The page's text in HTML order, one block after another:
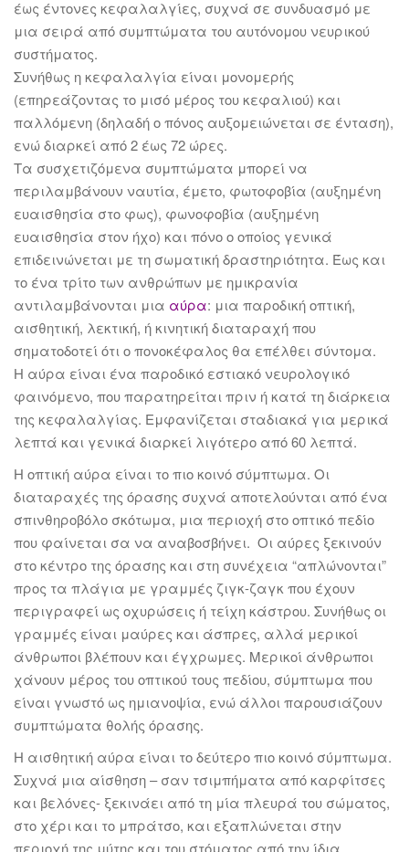
έως έντονες κεφαλαλγίες, συχνά σε συνδυασμό με
μια σειρά από συμπτώματα του αυτόνομου νευρικού
συστήματος.
Συνήθως η κεφαλαλγία είναι μονομερής
(επηρεάζοντας το μισό μέρος του κεφαλιού) και
παλλόμενη (δηλαδή ο πόνος αυξομειώνεται σε ένταση),
ενώ διαρκεί από 2 έως 72 ώρες.
Τα συσχετιζόμενα συμπτώματα μπορεί να
περιλαμβάνουν ναυτία, έμετο, φωτοφοβία (αυξημένη
ευαισθησία στο φως), φωνοφοβία (αυξημένη
ευαισθησία στον ήχο) και πόνο ο οποίος γενικά
επιδεινώνεται με τη σωματική δραστηριότητα. Έως και
το ένα τρίτο των ανθρώπων με ημικρανία
αντιλαμβάνονται μια αύρα: μια παροδική οπτική,
αισθητική, λεκτική, ή κινητική διαταραχή που
σηματοδοτεί ότι ο πονοκέφαλος θα επέλθει σύντομα.
Η αύρα είναι ένα παροδικό εστιακό νευρολογικό
φαινόμενο, που παρατηρείται πριν ή κατά τη διάρκεια
της κεφαλαλγίας. Εμφανίζεται σταδιακά για μερικά
λεπτά και γενικά διαρκεί λιγότερο από 60 λεπτά.
Η οπτική αύρα είναι το πιο κοινό σύμπτωμα. Οι
διαταραχές της όρασης συχνά αποτελούνται από ένα
σπινθηροβόλο σκότωμα, μια περιοχή στο οπτικό πεδίο
που φαίνεται σα να αναβοσβήνει. Οι αύρες ξεκινούν
στο κέντρο της όρασης και στη συνέχεια “απλώνονται”
προς τα πλάγια με γραμμές ζιγκ-ζαγκ που έχουν
περιγραφεί ως οχυρώσεις ή τείχη κάστρου. Συνήθως οι
γραμμές είναι μαύρες και άσπρες, αλλά μερικοί
άνθρωποι βλέπουν και έγχρωμες. Μερικοί άνθρωποι
χάνουν μέρος του οπτικού τους πεδίου, σύμπτωμα που
είναι γνωστό ως ημιανοψία, ενώ άλλοι παρουσιάζουν
συμπτώματα θολής όρασης.
Η αισθητική αύρα είναι το δεύτερο πιο κοινό σύμπτωμα.
Συχνά μια αίσθηση – σαν τσιμπήματα από καρφίτσες
και βελόνες- ξεκινάει από τη μία πλευρά του σώματος,
στο χέρι και το μπράτσο, και εξαπλώνεται στην